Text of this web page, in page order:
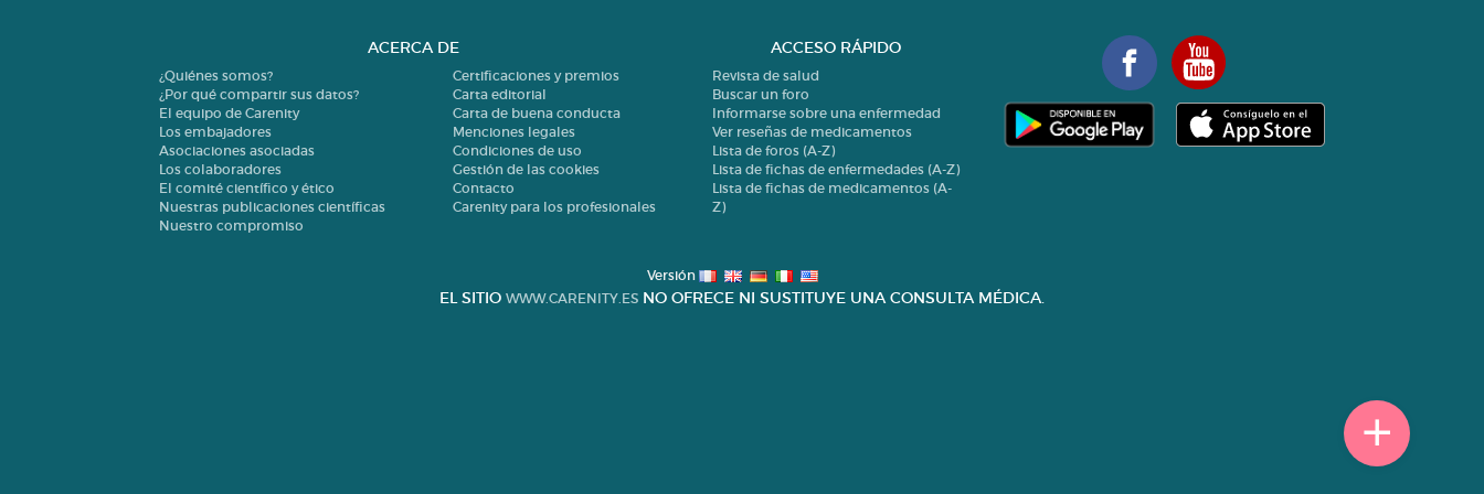
ACERCA DE
¿Quiénes somos?
¿Por qué compartir sus datos?
El equipo de Carenity
Los embajadores
Asociaciones asociadas
Los colaboradores
El comité científico y ético
Nuestras publicaciones científicas
Nuestro compromiso
Certificaciones y premios
Carta editorial
Carta de buena conducta
Menciones legales
Condiciones de uso
Gestión de las cookies
Contacto
Carenity para los profesionales
ACCESO RÁPIDO
Revista de salud
Buscar un foro
Informarse sobre una enfermedad
Ver reseñas de medicamentos
Lista de foros (A-Z)
Lista de fichas de enfermedades (A-Z)
Lista de fichas de medicamentos (A-
Z)
Versión
EL SITIO WWW.CARENITY.ES NO OFRECE NI SUSTITUYE UNA CONSULTA MÉDICA.